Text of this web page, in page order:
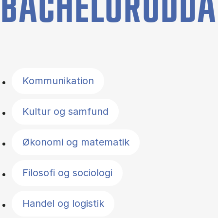
Kommunikation
Kultur og samfund
Økonomi og matematik
Filosofi og sociologi
Handel og logistik